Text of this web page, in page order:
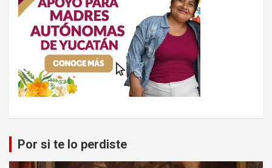
Por si te lo perdiste